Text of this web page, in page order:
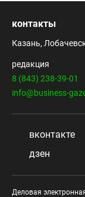
контакты
Казань,
редакция
8 (843) 238-39-01
info@business-
вконтакте
дзен
Деловая